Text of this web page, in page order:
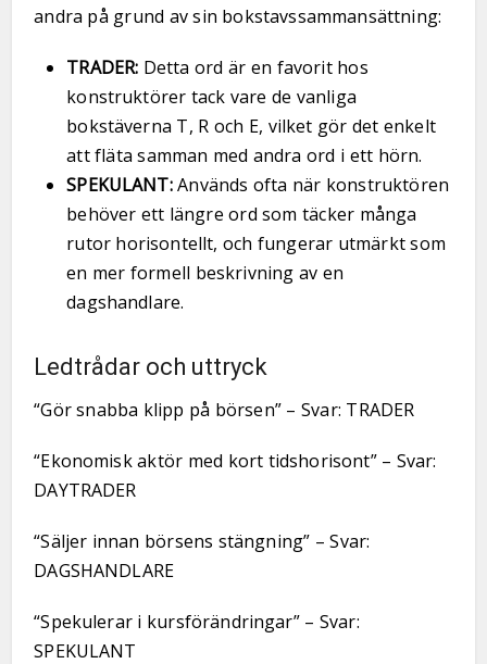
andra på grund av sin bokstavssammansättning:
TRADER: Detta ord är en favorit hos
konstruktörer tack vare de vanliga
bokstäverna T, R och E, vilket gör det enkelt
att fläta samman med andra ord i ett hörn.
SPEKULANT:Används ofta när konstruktören
behöver ett längre ord som täcker många
rutor horisontellt, och fungerar utmärkt som
en mer formell beskrivning av en
dagshandlare.
Ledtrådar och uttryck
“Gör snabba klipp på börsen” – Svar: TRADER
“Ekonomisk aktör med kort tidshorisont” – Svar:
DAYTRADER
“Säljer innan börsens stängning” – Svar:
DAGSHANDLARE
“Spekulerar i kursförändringar” – Svar:
SPEKULANT